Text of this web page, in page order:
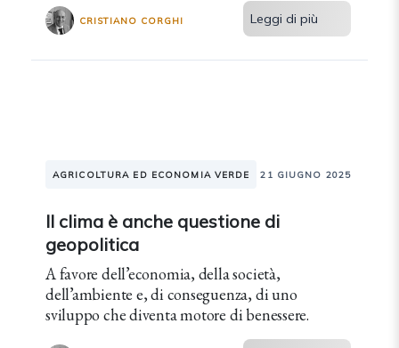
CRISTIANO CORGHI Leggi di più
AGRICOLTURA ED ECONOMIA VERDE 21 GIUGNO 2025
Il clima è anche questione di
geopolitica
A favore dell’economia, della società,
dell’ambiente e, di conseguenza, di uno
sviluppo che diventa motore di benessere.